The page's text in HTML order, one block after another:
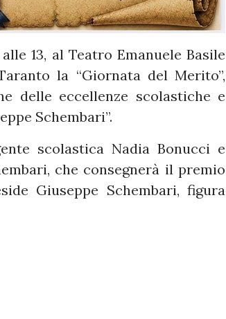
13, al Teatro Emanuele Basile
la “Giornata del Merito”,
delle eccellenze scolastiche e
Schembari”.
scolastica Nadia Bonucci e
che consegnerà il premio
Giuseppe Schembari, figura